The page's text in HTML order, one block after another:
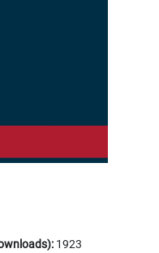
1923